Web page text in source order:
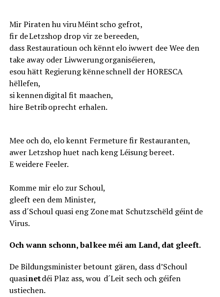
Mir Piraten hu viru Méint scho gefrot,
fir de Letzshop drop vir ze bereeden,
dass Restauratioun och kënnt elo iwwert dee Wee den
take away oder Liwwerung organiséieren,
esou hätt Regierung kënne schnell der HORESCA
hëllefen,
si kennen digital fit maachen,
hire Betrib oprecht erhalen.
Mee och do, elo kennt Fermeture fir Restauranten,
awer Letzshop huet nach keng Léisung bereet.
E weidere Feeler.
Komme mir elo zur Schoul,
gleeft een dem Minister,
ass d´Schoul quasi eng Zone mat Schutzschëld géint de
Virus.
Och wann schonn, bal kee méi am Land, dat gleeft.
De Bildungsminister betount gären, dass d’Schoul
quasinetdéi Plaz ass, wou d´Leit sech och géifen
ustiechen.